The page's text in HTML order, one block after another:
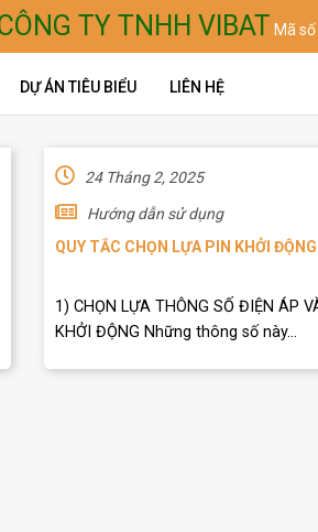
TY TNHH VIBAT Mã
DỰ ÁN TIÊU BIỂU LIÊN HỆ
24 Tháng 2, 2025
Hướng dẫn sử dụng
QUY TẮC CHỌN LỰA PIN KHỞI
1) CHỌN LỰA THÔNG SỐ ĐIỆN ÁP
KHỞI ĐỘNG Những thông số này...